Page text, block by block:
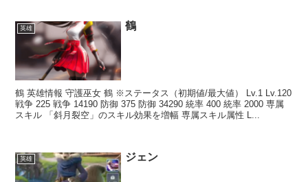
英雄 鶴
鶴 英雄情報 守護巫女 鶴 ※ステータス（初期値/最大値） Lv.1 Lv.120
戦争 225 戦争 14190 防御 375 防御 34290 統率 400 統率 2000 専属
スキル 「斜月裂空」のスキル効果を増幅 専属スキル属性 L...
英雄 ジェン